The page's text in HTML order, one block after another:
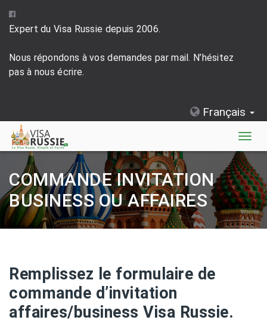
Expert du Visa Russie depuis 2006.
Nous répondons à vos demandes par mail. N’hésitez
pas à nous écrire.
Français
COMMANDE INVITATION
BUSINESS OU AFFAIRES
Remplissez le formulaire de
commande d’invitation
affaires/business Visa Russie.